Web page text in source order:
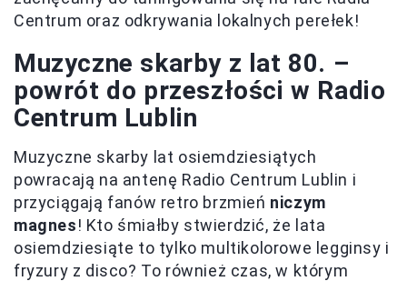
Centrum oraz odkrywania lokalnych perełek!
Muzyczne skarby z lat 80. –
powrót do przeszłości w Radio
Centrum Lublin
Muzyczne skarby lat osiemdziesiątych
powracają na antenę Radio Centrum Lublin i
przyciągają fanów retro brzmień niczym
magnes! Kto śmiałby stwierdzić, że lata
osiemdziesiąte to tylko multikolorowe legginsy i
fryzury z disco? To również czas, w którym